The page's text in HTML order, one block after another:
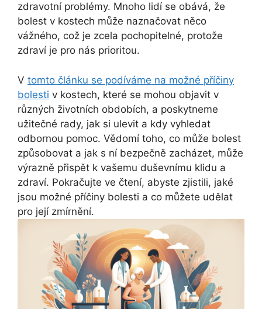
zdravotní problémy. Mnoho lidí se obává, že
bolest v kostech může naznačovat něco
vážného, což je zcela pochopitelné, protože
zdraví je pro nás prioritou.
V tomto článku se podíváme na možné příčiny
bolesti v kostech, které se mohou objavit v
různých životních obdobích, a poskytneme
užitečné rady, jak si ulevit a kdy vyhledat
odbornou pomoc. Vědomí toho, co může bolest
způsobovat a jak s ní bezpečně zacházet, může
výrazně přispět k vašemu duševnímu klidu a
zdraví. Pokračujte ve čtení, abyste zjistili, jaké
jsou možné příčiny bolesti a co můžete udělat
pro její zmírnění.